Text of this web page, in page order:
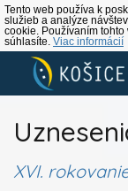
Tento web používa k
služieb a analýze
cookie. Používaním tohto
súhlasíte. Viac informácií
XVI.